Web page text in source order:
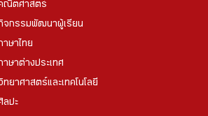
ณิตศาสตร์
จกรรมพัฒนาผู้เรียน
ษาไทย
ษาต่างประเทศ
ยาศาสตร์และเทคโนโลยี
ลปะ